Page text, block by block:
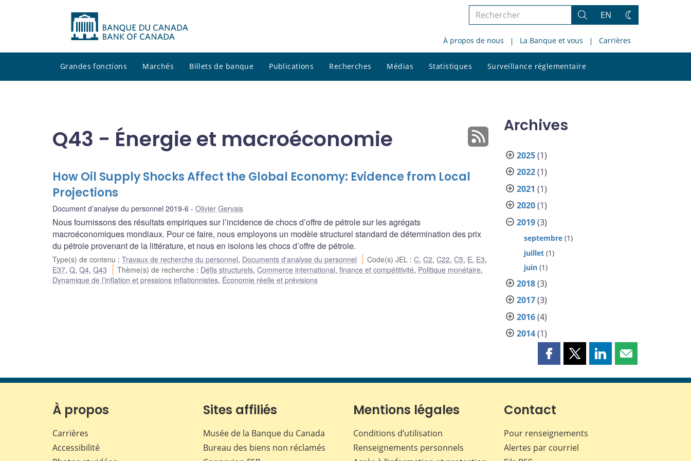
Rechercher
le
site
Rechercher
EN
Changez
thème
À propos de nous La Banque et vous Carrières
Grandes fonctions Marchés Billets de banque Publications Recherches Médias Statistiques Surveillance réglementaire
le
Q43 - Énergie et macroéconomie
How Oil Supply Shocks Affect the Global Economy: Evidence from Local
Projections
Document d’analyse du personnel 2019-6 Olivier Gervais
Nous fournissons des résultats empiriques sur l’incidence de chocs d’offre de pétrole sur les agrégats
macroéconomiques mondiaux. Pour ce faire, nous employons un modèle structurel standard de détermination des prix
du pétrole provenant de la littérature, et nous en isolons les chocs d’offre de pétrole.
Type(s) de contenu : Travaux de recherche du personnel, Documents d'analyse du personnel Code(s) JEL :C,C2,C22,C5, E, E3,
E37, Q, Q4, Q43 Thème(s) de recherche : Défis structurels,Commerce international, finance et compétitivité, Politique monétaire,
Dynamique de l’inflation et pressions inflationnistes, Économie réelle et prévisions
Archives
2025(1)
2022(1)
2021 (1)
2020(1)
2019(3)
septembre (1)
juillet (1)
juin (1)
2018(3)
2017(3)
2016(4)
2014(1)
Partager
page
Facebook
Partager
page
Partager
page
Partager
page
À propos
Carrières
Accessibilité
Sites affiliés
Musée de la Banque du Canada
Bureau des biens non réclamés
Mentions légales
Conditions d’utilisation
Renseignements personnels
Contact
Pour renseignements
Alertes par courriel